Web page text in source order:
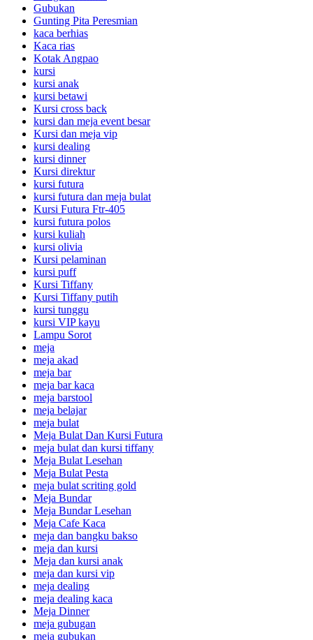
Gubukan
Gunting Pita Peresmian
kaca berhias
Kaca rias
Kotak Angpao
kursi
kursi anak
kursi betawi
Kursi cross back
kursi dan meja event besar
Kursi dan meja vip
kursi dealing
kursi dinner
Kursi direktur
kursi futura
kursi futura dan meja bulat
Kursi Futura Ftr-405
kursi futura polos
kursi kuliah
kursi olivia
Kursi pelaminan
kursi puff
Kursi Tiffany
Kursi Tiffany putih
kursi tunggu
kursi VIP kayu
Lampu Sorot
meja
meja akad
meja bar
meja bar kaca
meja barstool
meja belajar
meja bulat
Meja Bulat Dan Kursi Futura
meja bulat dan kursi tiffany
Meja Bulat Lesehan
Meja Bulat Pesta
meja bulat scriting gold
Meja Bundar
Meja Bundar Lesehan
Meja Cafe Kaca
meja dan bangku bakso
meja dan kursi
Meja dan kursi anak
meja dan kursi vip
meja dealing
meja dealing kaca
Meja Dinner
meja gubugan
meja gubukan